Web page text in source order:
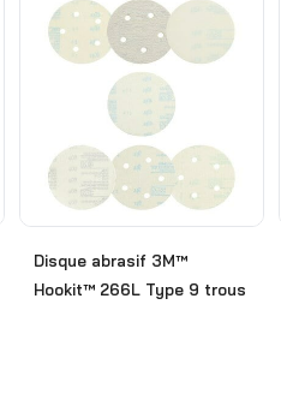
Disque abrasif 3M™
Hookit™ 266L Type 9 trous